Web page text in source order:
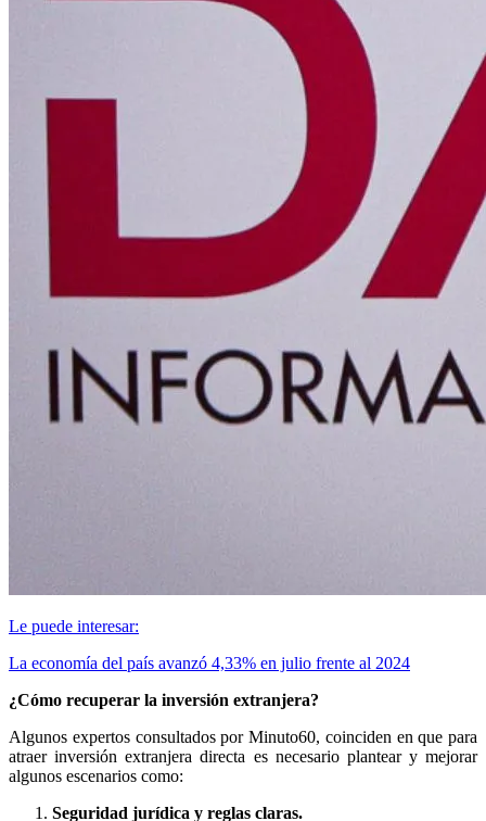
Le puede interesar:
La economía del país avanzó 4,33% en julio frente al 2024
¿Cómo recuperar la inversión extranjera?
Algunos expertos consultados por Minuto60, coinciden en que para
atraer inversión extranjera directa es necesario plantear y mejorar
algunos escenarios como:
Seguridad jurídica y reglas claras.